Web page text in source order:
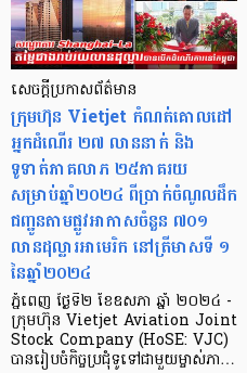
សេចក្តីប្រកាសព័ត៌មាន
ក្រុមហ៊ុន Vietjet កំណត់គោលដៅ
អ្នកដំណើរ ២៧ លាននាក់ និង
ទូទាត់ភាគលាភ ២៥ភាគរយ
សម្រាប់ឆ្នាំ២០២៤ ពីប្រាក់ចំណូលដឹក
ជញ្ជូនតាមផ្លូវអាកាសចំនួន ៧០១
លានដុល្លារអាមេរិក នៅត្រីមាសទី ១
នៃឆ្នាំ២០២៤
ភ្នំពេញ ថ្ងៃទី២ ខែឧសភា ឆ្នាំ ២០២៤ -
ក្រុមហ៊ុន Vietjet Aviation Joint
Stock Company (HoSE: VJC)
បានរៀបចំកិច្ចប្រជុំទូទៅជាមួយម្ចាស់ភា…